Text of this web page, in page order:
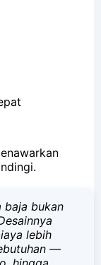
baja bukan
lebih
—